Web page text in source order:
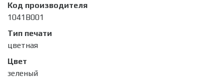
Код производителя
1041B001
Тип печати
цветная
Цвет
зеленый